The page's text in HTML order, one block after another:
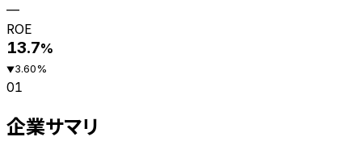
—
ROE
13.7%
▼3.60%
01
企業サマリ